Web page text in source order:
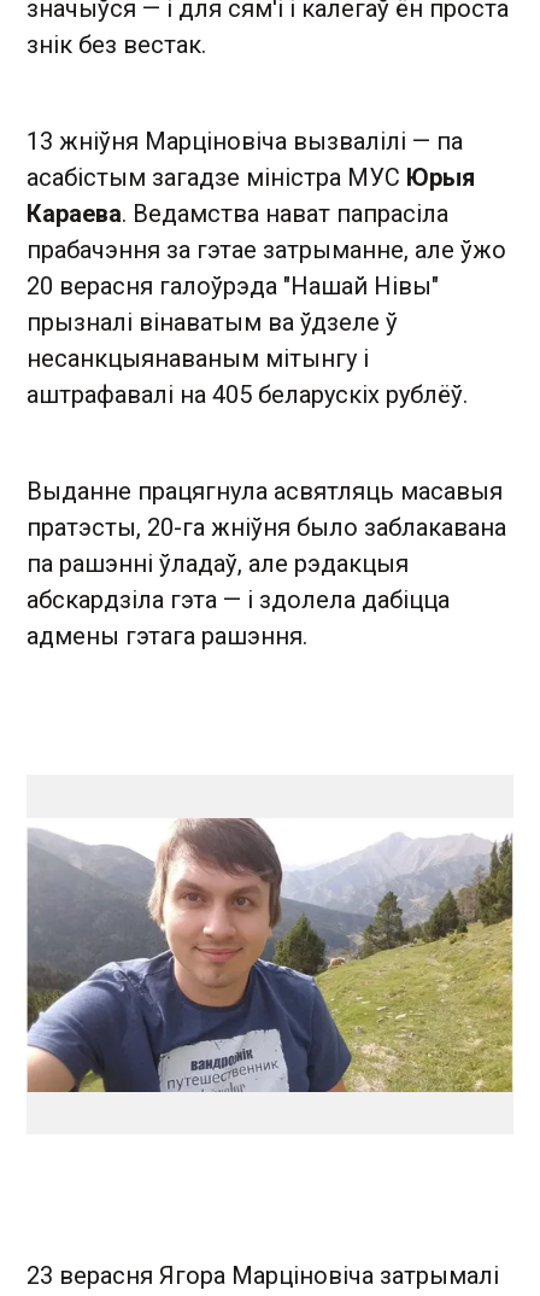
значыўся — і для сям'і і калегаў ён проста
знік без вестак.
13 жніўня Марціновіча вызвалілі — па
асабістым загадзе міністра МУС Юрыя
Караева. Ведамства нават папрасіла
прабачэння за гэтае затрыманне, але ўжо
20 верасня галоўрэда "Нашай Нівы"
прызналі вінаватым ва ўдзеле ў
несанкцыянаваным мітынгу і
аштрафавалі на 405 беларускіх рублёў.
Выданне працягнула асвятляць масавыя
пратэсты, 20-га жніўня было заблакавана
па рашэнні ўладаў, але рэдакцыя
абскардзіла гэта — і здолела дабіцца
адмены гэтага рашэння.
23 верасня Ягора Марціновіча затрымалі